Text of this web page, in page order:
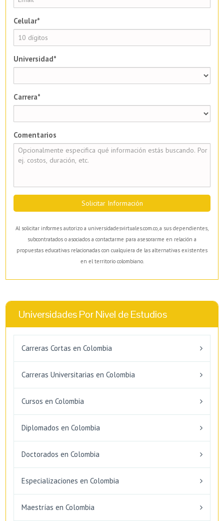
Celular*
Universidad*
Carrera*
Comentarios
Solicitar Información
Al solicitar informes autorizo a universidadesvirtuales.com.co, a sus dependientes,
subcontratados o asociados a contactarme para asesorarme en relación a
propuestas educativas relacionadas con cualquiera de las alternativas existentes
en el territorio colombiano.
Universidades Por Nivel de Estudios
Carreras Cortas en Colombia
Carreras Universitarias en Colombia
Cursos en Colombia
Diplomados en Colombia
Doctorados en Colombia
Especializaciones en Colombia
Maestrías en Colombia